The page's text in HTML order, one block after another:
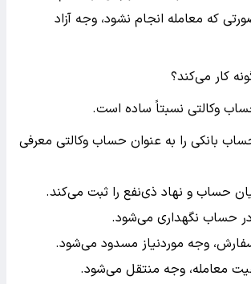
که معامله انجام نشود، وجه آزاد
کار می‌کند؟
وکالتی نسبتاً ساده است.
بانکی را به عنوان حساب وکالتی معرفی
حساب و نهاد ذی‌نفع را ثبت می‌کند.
در حساب نگهداری می‌شود.
وجه موردنیاز مسدود می‌شود.
معامله، وجه منتقل می‌شود.